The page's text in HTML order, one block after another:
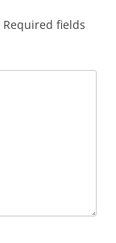
Required fields